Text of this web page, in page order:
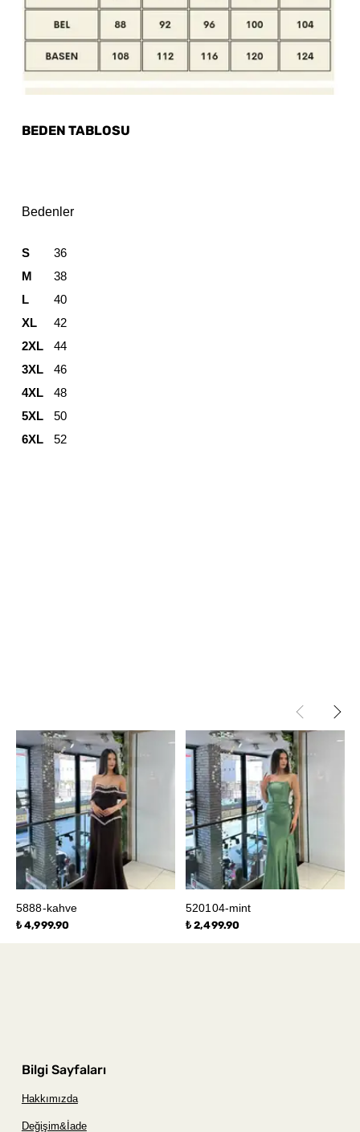
BEDEN TABLOSU
Bedenler
S
36
M
38
L
40
XL
42
2XL
44
3XL
46
4XL
48
5XL
50
6XL
52
5888-kahve
₺ 4,999.90
520104-mint
₺ 2,499.90
Bilgi Sayfaları
Hakkımızda
Değişim&İade